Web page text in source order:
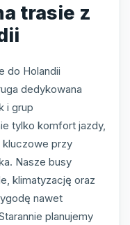
trasie z
do Holandii
dedykowana
i grup
tylko komfort jazdy,
przy
Nasze busy
klimatyzację oraz
nawet
planujemy